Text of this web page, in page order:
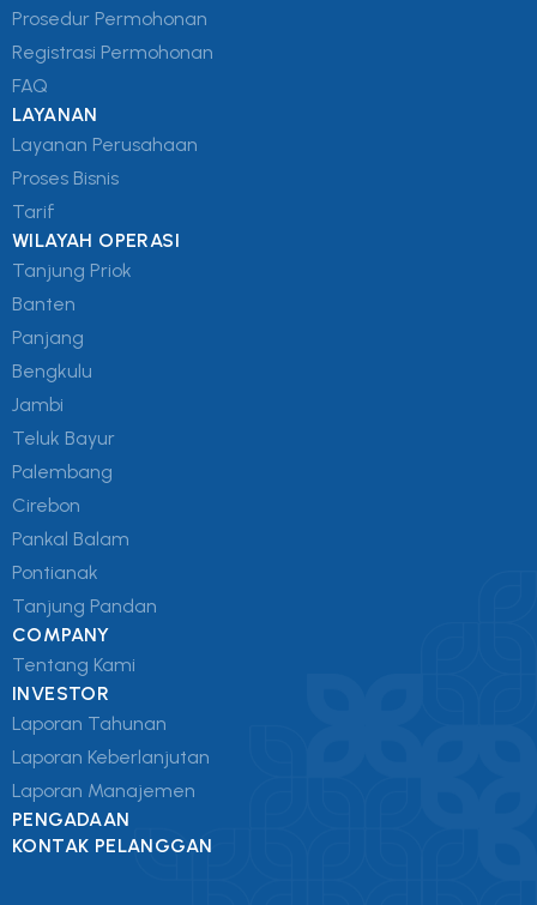
Prosedur Permohonan
Registrasi Permohonan
FAQ
LAYANAN
Layanan Perusahaan
Proses Bisnis
Tarif
WILAYAH OPERASI
Tanjung Priok
Banten
Panjang
Bengkulu
Jambi
Teluk Bayur
Palembang
Cirebon
Pankal Balam
Pontianak
Tanjung Pandan
COMPANY
Tentang Kami
INVESTOR
Laporan Tahunan
Laporan Keberlanjutan
Laporan Manajemen
PENGADAAN
KONTAK PELANGGAN